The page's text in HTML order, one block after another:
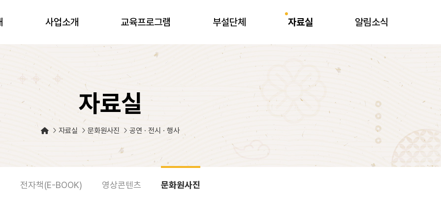
사업소개 교육프로그램 부설단체 자료실 알림소식
자료실
자료실 문화원사진 공연 · 전시 · 행사
전자책(E-BOOK) 영상콘텐츠 문화원사진